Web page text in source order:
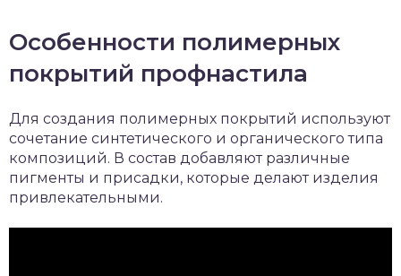
Особенности полимерных
покрытий профнастила
Для создания полимерных покрытий используют
сочетание синтетического и органического типа
композиций. В состав добавляют различные
пигменты и присадки, которые делают изделия
привлекательными.